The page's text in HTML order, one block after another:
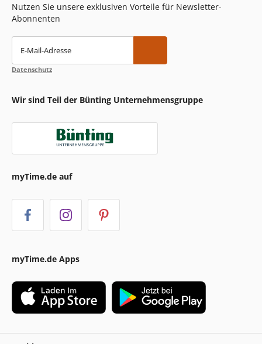
Nutzen Sie unsere exklusiven Vorteile für Newsletter-
Abonnenten
E-Mail-Adresse
Datenschutz
Wir sind Teil der Bünting Unternehmensgruppe
myTime.de auf
myTime.de Apps